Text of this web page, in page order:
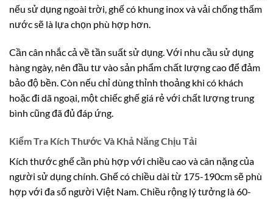
nếu sử dụng ngoài trời, ghế có khung inox và vải chống thấm
nước sẽ là lựa chọn phù hợp hơn.
Cần cân nhắc cả về tần suất sử dụng. Với nhu cầu sử dụng
hàng ngày, nên đầu tư vào sản phẩm chất lượng cao để đảm
bảo độ bền. Còn nếu chỉ dùng thỉnh thoảng khi có khách
hoặc đi dã ngoại, một chiếc ghế giá rẻ với chất lượng trung
bình cũng đã đủ đáp ứng.
Kiểm Tra Kích Thước Và Khả Năng Chịu Tải
Kích thước ghế cần phù hợp với chiều cao và cân nặng của
người sử dụng chính. Ghế có chiều dài từ 175-190cm sẽ phù
hợp với đa số người Việt Nam. Chiều rộng lý tưởng là 60-